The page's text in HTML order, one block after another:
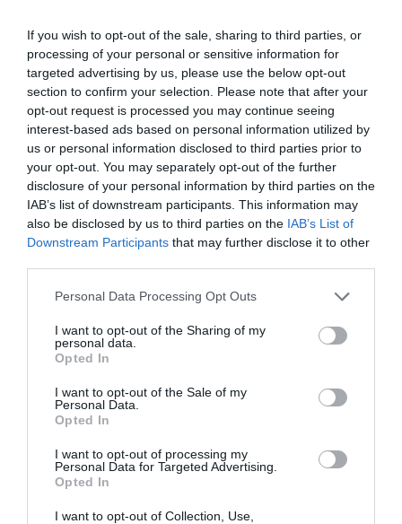
If you wish to opt-out of the sale, sharing to third parties, or
processing of your personal or sensitive information for
targeted advertising by us, please use the below opt-out
section to confirm your selection. Please note that after your
opt-out request is processed you may continue seeing
interest-based ads based on personal information utilized by
us or personal information disclosed to third parties prior to
your opt-out. You may separately opt-out of the further
disclosure of your personal information by third parties on the
IAB’s list of downstream participants. This information may
also be disclosed by us to third parties on the IAB’s List of
Downstream Participants that may further disclose it to other
Please note that this website/app uses one or more Google
not limited to your visit or usage behaviour. You may click to
grant or deny consent to Google and its third-party tags to
use your data for below specified purposes in below Google
consent section.
Personal Data Processing Opt Outs
I want to opt-out of the Sharing of my
personal data.
Opted In
I want to opt-out of the Sale of my
Personal Data.
Opted In
I want to opt-out of processing my
Personal Data for Targeted Advertising.
Opted In
I want to opt-out of Collection, Use,
fejlesztés innováció magyar ügyfelek kényelem
kiszolgálás tranzakció átutalás banszámla
egyenleg lekérdezés nyomon követés átláthatóság